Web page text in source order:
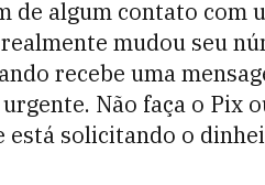
de algum contato com
mudou seu
recebe uma
Não faça o Pix
está solicitando o